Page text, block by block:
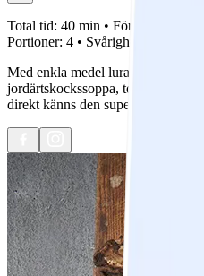
Total tid: 40 min • Förberedelse:
Portioner: 4 • Svårighetsgrad:
Med enkla medel lurar vi
jordärtskockssoppa, toppa den
direkt känns den superlyxig, smart